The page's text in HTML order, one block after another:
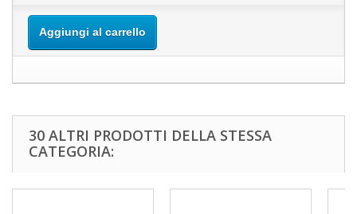
Aggiungi al carrello
30 ALTRI PRODOTTI DELLA STESSA
CATEGORIA: